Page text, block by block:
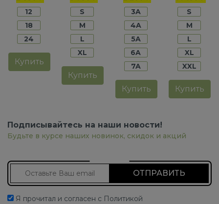
мальчиков
12
18
24
Купить
мальчиков
S
M
L
XL
Купить
мальчиков
3A
4A
5A
6A
7A
Купить
S
M
L
XL
XXL
Купить
Подписывайтесь на наши новости!
Будьте в курсе наших новинок, скидок и акций
Я прочитал и согласен с Политикой